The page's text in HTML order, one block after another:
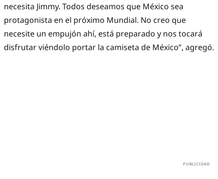
necesita Jimmy. Todos deseamos que México sea
protagonista en el próximo Mundial. No creo que
necesite un empujón ahí, está preparado y nos tocará
disfrutar viéndolo portar la camiseta de México”, agregó.